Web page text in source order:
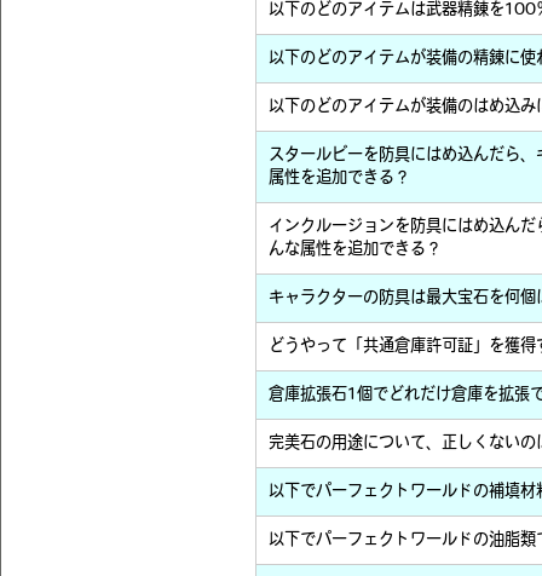
以下のどのアイテムは武器精錬を100
以下のどのアイテムが装備の精錬に使
以下のどのアイテムが装備のはめ込み
スタールビーを防具にはめ込んだら
属性を追加できる？
インクルージョンを防具にはめ込ん
んな属性を追加できる？
キャラクターの防具は最大宝石を何個
どうやって「共通倉庫許可証」を獲得
倉庫拡張石1個でどれだけ倉庫を拡張
完美石の用途について、正しくないの
以下でパーフェクトワールドの補填材
以下でパーフェクトワールドの油脂類